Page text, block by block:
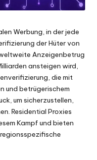
Werbung, in der jede
der Hüter von
Anzeigenbetrug
ansteigen wird,
die mit
und betrügerischem
um sicherzustellen,
Residential Proxies
Kampf und bieten